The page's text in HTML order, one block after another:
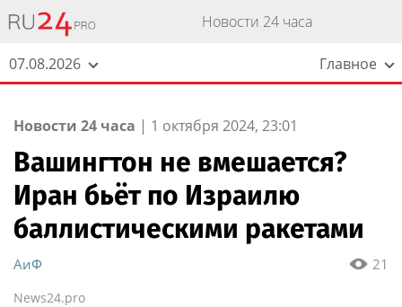
Новости 24 часа
07.08.2026 Главное
Новости 24 часа | 1 октября 2024, 23:01
Вашингтон не вмешается?
Иран бьёт по Израилю
баллистическими ракетами
21
АиФ
News24.pro